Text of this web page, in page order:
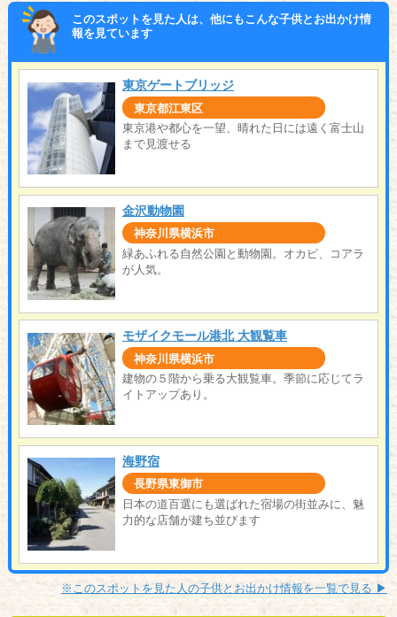
このスポットを見た人は、他にもこんな子供とお出かけ情
報を見ています
東京ゲートブリッジ
東京都江東区
東京港や都心を一望、晴れた日には遠く富士山
まで見渡せる
金沢動物園
神奈川県横浜市
緑あふれる自然公園と動物園。オカピ、コアラ
が人気。
モザイクモール港北 大観覧車
神奈川県横浜市
建物の５階から乗る大観覧車。季節に応じてラ
イトアップあり。
海野宿
長野県東御市
日本の道百選にも選ばれた宿場の街並みに、魅
力的な店舗が建ち並びます
※このスポットを見た人の子供とお出かけ情報を一覧で見る ▶︎